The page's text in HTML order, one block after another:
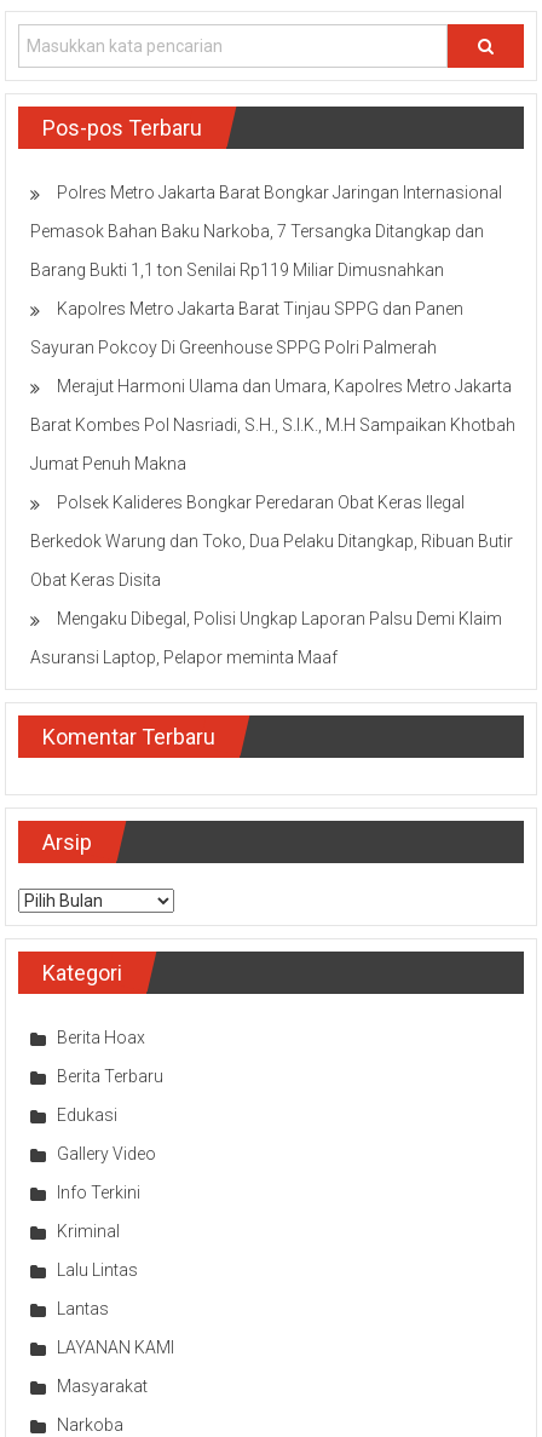
Pos-pos Terbaru
Polres Metro Jakarta Barat Bongkar Jaringan Internasional
Pemasok Bahan Baku Narkoba, 7 Tersangka Ditangkap dan
Barang Bukti 1,1 ton Senilai Rp119 Miliar Dimusnahkan
Kapolres Metro Jakarta Barat Tinjau SPPG dan Panen
Sayuran Pokcoy Di Greenhouse SPPG Polri Palmerah
Merajut Harmoni Ulama dan Umara, Kapolres Metro Jakarta
Barat Kombes Pol Nasriadi, S.H., S.I.K., M.H Sampaikan Khotbah
Jumat Penuh Makna
Polsek Kalideres Bongkar Peredaran Obat Keras Ilegal
Berkedok Warung dan Toko, Dua Pelaku Ditangkap, Ribuan Butir
Obat Keras Disita
Mengaku Dibegal, Polisi Ungkap Laporan Palsu Demi Klaim
Asuransi Laptop, Pelapor meminta Maaf
Komentar Terbaru
Arsip
Arsip
Kategori
Berita Hoax
Berita Terbaru
Edukasi
Gallery Video
Info Terkini
Kriminal
Lalu Lintas
Lantas
LAYANAN KAMI
Masyarakat
Narkoba